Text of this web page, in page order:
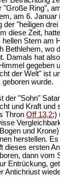
"Große Ring",
am 6. Januar
der "heiligen
diese Zeit,
Stern am
Bethlehem, wo
Damals hat
gegeben
der Welt" ist
geboren wurde.
der "Sohn"
und Kraft und
ThronOff 13,2;)
und
herstellen.
dieses ersten
dann vom
Entrückung,
Antichriust